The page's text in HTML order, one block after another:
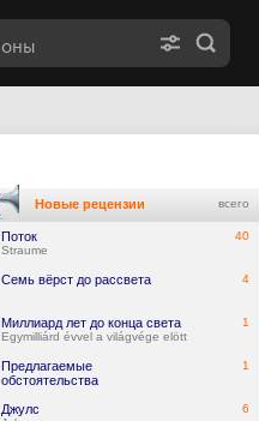
Новые рецензии всего
Поток
Straume
40
Семь вёрст до рассвета 4
Миллиард лет до конца света
Egymilliárd évvel a világvége elött
1
Предлагаемые
обстоятельства
1
Джулс 6